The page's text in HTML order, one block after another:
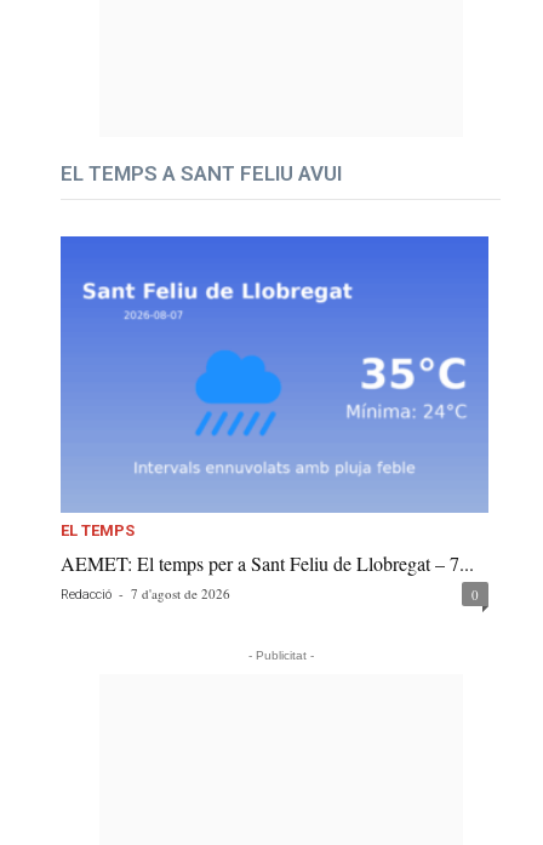
EL TEMPS A SANT FELIU AVUI
EL TEMPS
AEMET: El temps per a Sant Feliu de Llobregat – 7...
Redacció - 7 d'agost de 2026 0
- Publicitat -